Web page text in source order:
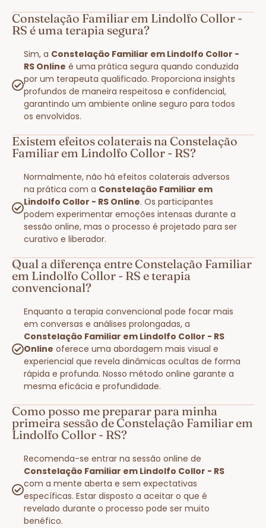
Constelação Familiar em Lindolfo Collor -
RS é uma terapia segura?
Sim, a Constelação Familiar em Lindolfo Collor -
RS Online é uma prática segura quando conduzida
por um terapeuta qualificado. Proporciona insights
profundos de maneira respeitosa e confidencial,
garantindo um ambiente online seguro para todos
os envolvidos.
Existem efeitos colaterais na Constelação
Familiar em Lindolfo Collor - RS?
Normalmente, não há efeitos colaterais adversos
na prática com a Constelação Familiar em
Lindolfo Collor - RS Online. Os participantes
podem experimentar emoções intensas durante a
sessão online, mas o processo é projetado para ser
curativo e liberador.
Qual a diferença entre Constelação Familiar
em Lindolfo Collor - RS e terapia
convencional?
Enquanto a terapia convencional pode focar mais
em conversas e análises prolongadas, a
Constelação Familiar em Lindolfo Collor - RS
Online oferece uma abordagem mais visual e
experiencial que revela dinâmicas ocultas de forma
rápida e profunda. Nosso método online garante a
mesma eficácia e profundidade.
Como posso me preparar para minha
primeira sessão de Constelação Familiar em
Lindolfo Collor - RS?
Recomenda-se entrar na sessão online de
Constelação Familiar em Lindolfo Collor - RS
com a mente aberta e sem expectativas
específicas. Estar disposto a aceitar o que é
revelado durante o processo pode ser muito
benéfico.